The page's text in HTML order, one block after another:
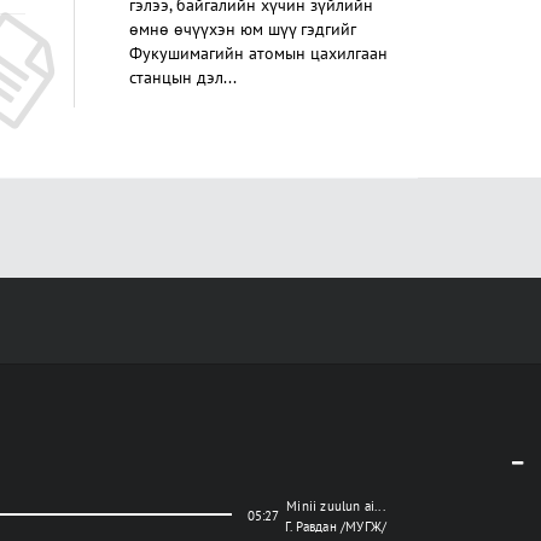
гэлээ, байгалийн хүчин зүйлийн
өмнө өчүүхэн юм шүү гэдгийг
Фукушимагийн атомын цахилгаан
станцын дэл...
05:27
Minii zuulun ai...
Г. Равдан /МУГЖ/